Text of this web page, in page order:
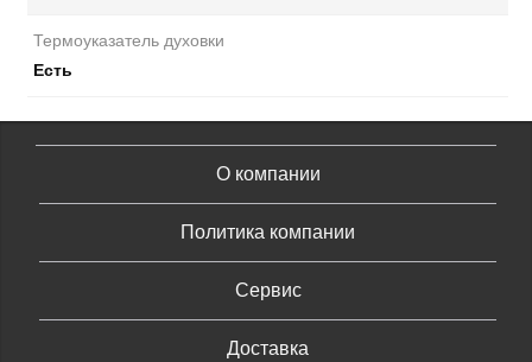
Термоуказатель духовки
Есть
О компании
Политика компании
Сервис
Доставка